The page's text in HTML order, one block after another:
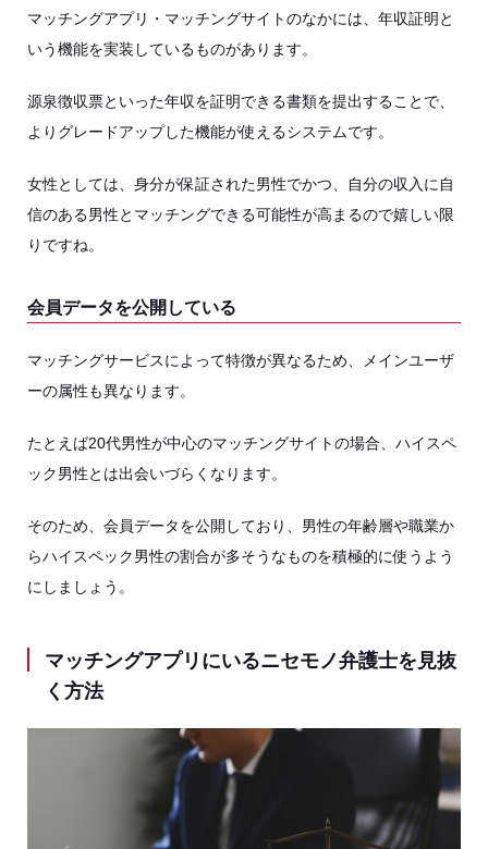
マッチングアプリ・マッチングサイトのなかには、年収証明と
いう機能を実装しているものがあります。
源泉徴収票といった年収を証明できる書類を提出することで、
よりグレードアップした機能が使えるシステムです。
女性としては、身分が保証された男性でかつ、自分の収入に自
信のある男性とマッチングできる可能性が高まるので嬉しい限
りですね。
会員データを公開している
マッチングサービスによって特徴が異なるため、メインユーザ
ーの属性も異なります。
たとえば20代男性が中心のマッチングサイトの場合、ハイスペ
ック男性とは出会いづらくなります。
そのため、会員データを公開しており、男性の年齢層や職業か
らハイスペック男性の割合が多そうなものを積極的に使うよう
にしましょう。
マッチングアプリにいるニセモノ弁護士を見抜
く方法